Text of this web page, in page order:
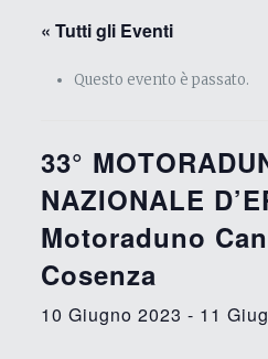
« Tutti gli Eventi
Questo evento è passato.
33°
NAZIONALE
Motoraduno
Cosenza
10 Giugno 2023 - 11